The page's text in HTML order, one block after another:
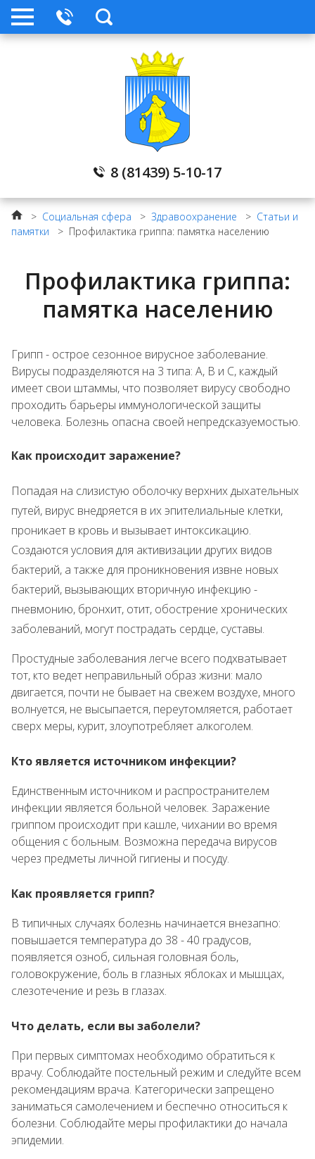
8 (81439) 5-10-17
> Социальная сфера > Здравоохранение > Статьи и
памятки
> Профилактика гриппа: памятка населению
Профилактика гриппа:
памятка населению
Грипп - острое сезонное вирусное заболевание.
Вирусы подразделяются на 3 типа: А, В и С, каждый
имеет свои штаммы, что позволяет вирусу свободно
проходить барьеры иммунологической защиты
человека. Болезнь опасна своей непредсказуемостью.
Как происходит заражение?
Попадая на слизистую оболочку верхних дыхательных
путей, вирус внедряется в их эпителиальные клетки,
проникает в кровь и вызывает интоксикацию.
Создаются условия для активизации других видов
бактерий, а также для проникновения извне новых
бактерий, вызывающих вторичную инфекцию -
пневмонию, бронхит, отит, обострение хронических
заболеваний, могут пострадать сердце, суставы.
Простудные заболевания легче всего подхватывает
тот, кто ведет неправильный образ жизни: мало
двигается, почти не бывает на свежем воздухе, много
волнуется, не высыпается, переутомляется, работает
сверх меры, курит, злоупотребляет алкоголем.
Кто является источником инфекции?
Единственным источником и распространителем
инфекции является больной человек. Заражение
гриппом происходит при кашле, чихании во время
общения с больным. Возможна передача вирусов
через предметы личной гигиены и посуду.
Как проявляется грипп?
В типичных случаях болезнь начинается внезапно:
повышается температура до 38 - 40 градусов,
появляется озноб, сильная головная боль,
головокружение, боль в глазных яблоках и мышцах,
слезотечение и резь в глазах.
Что делать, если вы заболели?
При первых симптомах необходимо обратиться к
врачу. Соблюдайте постельный режим и следуйте всем
рекомендациям врача. Категорически запрещено
заниматься самолечением и беспечно относиться к
болезни. Соблюдайте меры профилактики до начала
эпидемии.